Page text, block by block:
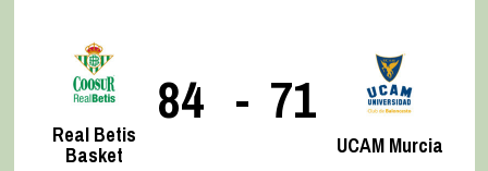
Real Betis
Basket
84 - 71
UCAM Murcia